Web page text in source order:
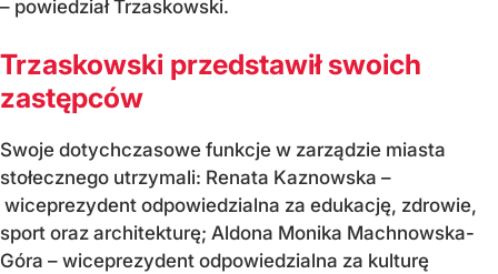
– powiedział Trzaskowski.
Trzaskowski przedstawił swoich
zastępców
Swoje dotychczasowe funkcje w zarządzie miasta
stołecznego utrzymali: Renata Kaznowska –
wiceprezydent odpowiedzialna za edukację, zdrowie,
sport oraz architekturę; Aldona Monika Machnowska-
Góra – wiceprezydent odpowiedzialna za kulturę